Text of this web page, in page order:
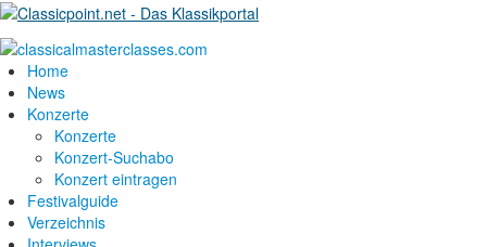
Home
News
Konzerte
Konzerte
Konzert-Suchabo
Konzert eintragen
Festivalguide
Verzeichnis